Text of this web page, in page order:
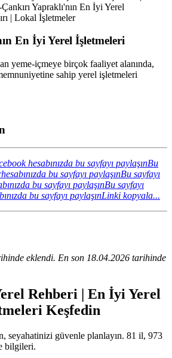
Yapraklı'nın En İyi Yerel
| Lokal İşletmeler
En İyi Yerel İşletmeleri
yeme-içmeye birçok faaliyet alanında,
sahip yerel işletmeleri
hesabınızda bu sayfayı paylaşınBu
bu sayfayı paylaşınBu sayfayı
bu sayfayı paylaşınBu sayfayı
bu sayfayı paylaşınLinki kopyala...
eklendi. En son 18.04.2026 tarihinde
Rehberi | En İyi Yerel
Keşfedin
seyahatinizi güvenle planlayın. 81 il, 973
bilgileri.